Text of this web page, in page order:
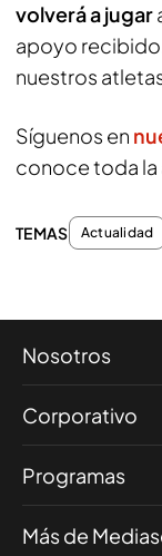
volverá a jugar
apoyo
nuestros
Síguenos en
conoce toda la
TEMAS Actualidad
Nosotros
Corporativo
Programas
Más de